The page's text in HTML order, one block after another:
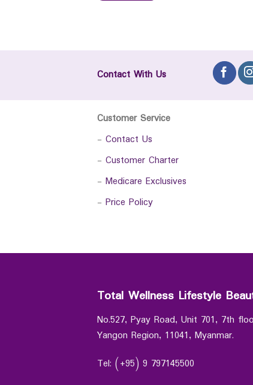
Contact With Us
Customer Service
- Contact Us
- Customer Charter
- Medicare Exclusives
- Price Policy
Total Wellness Lifestyle
No.527, Pyay Road, Unit 701, 7th
Yangon Region, 11041, Myanmar.
Tel: (+95) 9 797145500